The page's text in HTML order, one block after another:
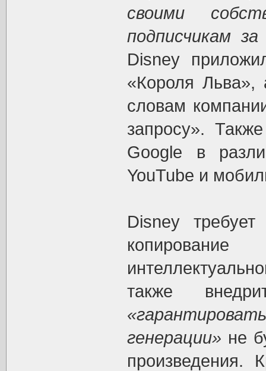
своими
подписчикам
Disney
«Короля Льва»,
словам
запросу».
Google в
YouTube и
Disney
также
генерации» не
произведения.